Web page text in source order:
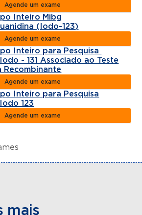
Agende um exame
Inteiro Mibg
(Iodo-123)
Agende um exame
Inteiro para Pesquisa
- 131 Associado ao Teste
Recombinante
Agende um exame
Inteiro para Pesquisa
123
Agende um exame
mais